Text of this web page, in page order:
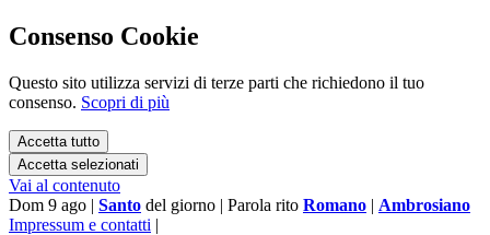
Consenso Cookie
Questo sito utilizza servizi di terze parti che richiedono il tuo
consenso. Scopri di più
Accetta tutto
Accetta selezionati
Vai al contenuto
Dom 9 ago | Santo del giorno | Parola rito Romano | Ambrosiano
Impressum e contatti |